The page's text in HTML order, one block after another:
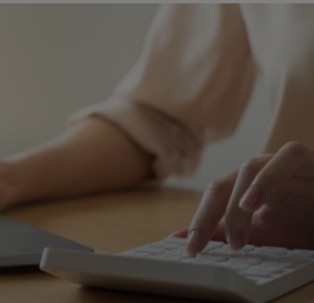
Conseils fiscalité d’entreprise
Déficit foncier
Loi Pinel
Anciens
Investissement